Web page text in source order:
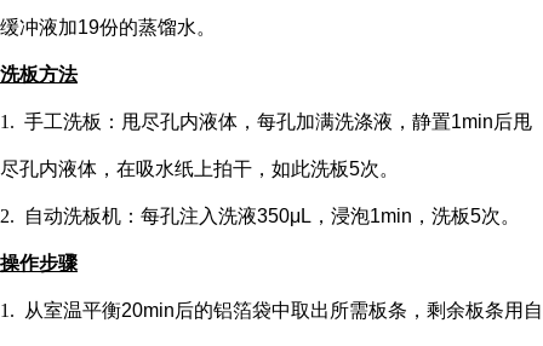
缓冲液加19份的蒸馏水。
洗板方法
1. 手工洗板：甩尽孔内液体，每孔加满洗涤液，静置1min后甩
尽孔内液体，在吸水纸上拍干，如此洗板5次。
2. 自动洗板机：每孔注入洗液350μL，浸泡1min，洗板5次。
操作步骤
1. 从室温平衡20min后的铝箔袋中取出所需板条，剩余板条用自